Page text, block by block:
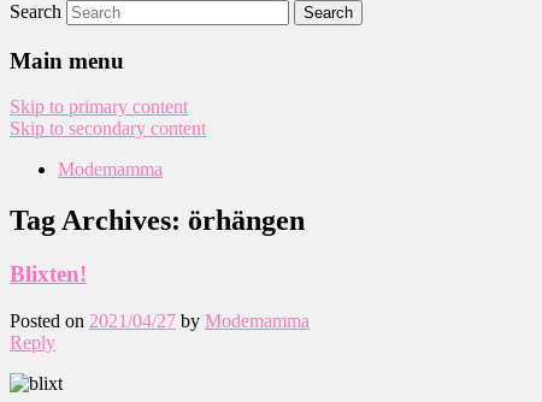
Search
Main menu
Skip to primary content
Skip to secondary content
Modemamma
Tag Archives: örhängen
Blixten!
Posted on 2021/04/27 by Modemamma
Reply